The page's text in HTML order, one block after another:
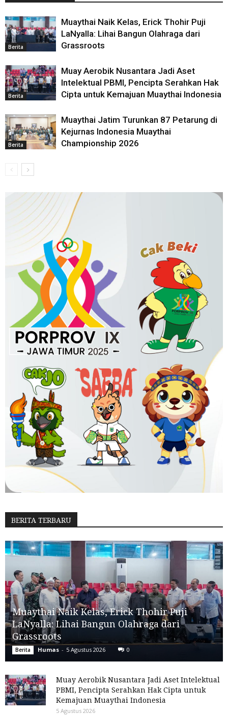
Berita
Muaythai Naik Kelas, Erick Thohir Puji
LaNyalla: Lihai Bangun Olahraga dari
Grassroots
Berita
Muay Aerobik Nusantara Jadi Aset
Intelektual PBMI, Pencipta Serahkan Hak
Cipta untuk Kemajuan Muaythai Indonesia
Berita
Muaythai Jatim Turunkan 87 Petarung di
Kejurnas Indonesia Muaythai
Championship 2026
BERITA TERBARU
Muaythai Naik Kelas, Erick Thohir Puji
LaNyalla: Lihai Bangun Olahraga dari
Grassroots
Berita Humas - 5 Agustus 2026 0
Muay Aerobik Nusantara Jadi Aset Intelektual
PBMI, Pencipta Serahkan Hak Cipta untuk
Kemajuan Muaythai Indonesia
5 Agustus 2026